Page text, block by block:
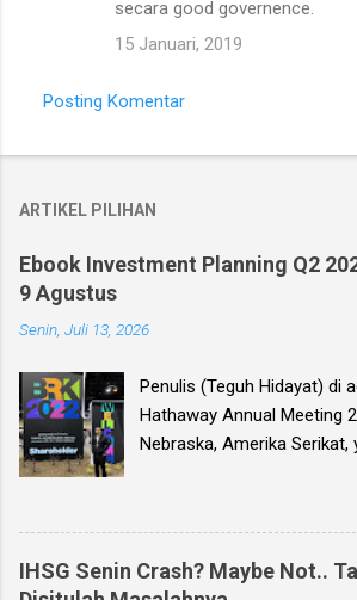
secara good governence.
15 Januari, 2019
Posting Komentar
ARTIKEL PILIHAN
Ebook Investment Planning Q2
9 Agustus
Senin, Juli 13, 2026
Penulis (Teguh Hidayat) di
Hathaway Annual Meeting
Nebraska, Amerika Serikat,
Buffett dan mitranya Alm.
investor, seperti biasa
bulan sekali, penulis
Investment Planning (EIP,
IHSG Senin Crash? Maybe Not..